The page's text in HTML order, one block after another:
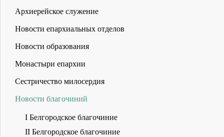
Архиерейское служение
Новости епархиальных отделов
Новости образования
Монастыри епархии
Сестричество милосердия
Новости благочиний
I Белгородское благочиние
II Белгородское благочиние